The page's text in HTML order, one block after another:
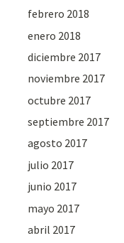
febrero 2018
enero 2018
diciembre 2017
noviembre 2017
octubre 2017
septiembre 2017
agosto 2017
julio 2017
junio 2017
mayo 2017
abril 2017